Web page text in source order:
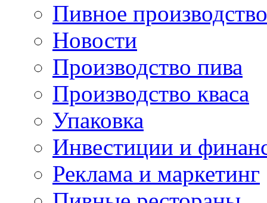
Пивное производство
Новости
Производство пива
Производство кваса
Упаковка
Инвестиции и
Реклама и маркетинг